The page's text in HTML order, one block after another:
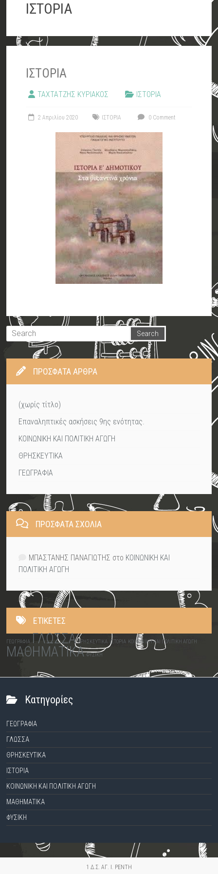
ΡΕΝΤΗ
ΤΑΞΗ
ΙΣΤΟΡΙΑ
ΙΣΤΟΡΙΑ
ΤΑΧΤΑΤΖΗΣ ΚΥΡΙΑΚΟΣ ΙΣΤΟΡΙΑ
2 Απριλίου 2020 ΙΣΤΟΡΙΑ 0 Comment
ΠΡΌΣΦΑΤΑ ΆΡΘΡΑ
(χωρίς τίτλο)
Επαναληπτικές ασκήσεις 9ης ενότητας.
ΚΟΙΝΩΝΙΚΗ ΚΑΙ ΠΟΛΙΤΙΚΗ ΑΓΩΓΗ
ΘΡΗΣΚΕΥΤΙΚΑ
ΓΕΩΓΡΑΦΙΑ
ΠΡΌΣΦΑΤΑ ΣΧΌΛΙΑ
ΜΠΑΣΤΑΝΗΣ ΠΑΝΑΓΙΩΤΗΣ στο ΚΟΙΝΩΝΙΚΗ ΚΑΙ
ΠΟΛΙΤΙΚΗ ΑΓΩΓΗ
ΕΤΙΚΈΤΕΣ
ΓΕΩΓΡΑΦΙΑ ΓΛΩΣΣΑ ΘΡΗΣΚΕΥΤΙΚΑ ΙΣΤΟΡΙΑ ΚΟΙΝΩΝΙΚΗ ΚΑΙ ΠΟΛΙΤΙΚΗ ΑΓΩΓΗ
ΜΑΘΗΜΑΤΙΚΑ ΦΥΣΙΚΗ
Kατηγορίες
ΓΕΩΓΡΑΦΙΑ
ΓΛΩΣΣΑ
ΘΡΗΣΚΕΥΤΙΚΑ
ΙΣΤΟΡΙΑ
ΚΟΙΝΩΝΙΚΗ ΚΑΙ ΠΟΛΙΤΙΚΗ ΑΓΩΓΗ
ΜΑΘΗΜΑΤΙΚΑ
ΦΥΣΙΚΗ
1 Δ.Σ. ΑΓ. Ι. ΡΕΝΤΗ